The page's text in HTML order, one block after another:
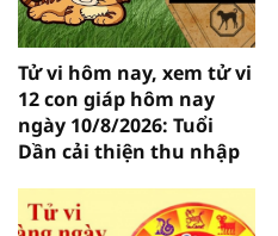
Tử vi hôm nay, xem tử vi
12 con giáp hôm nay
ngày 10/8/2026: Tuổi
Dần cải thiện thu nhập